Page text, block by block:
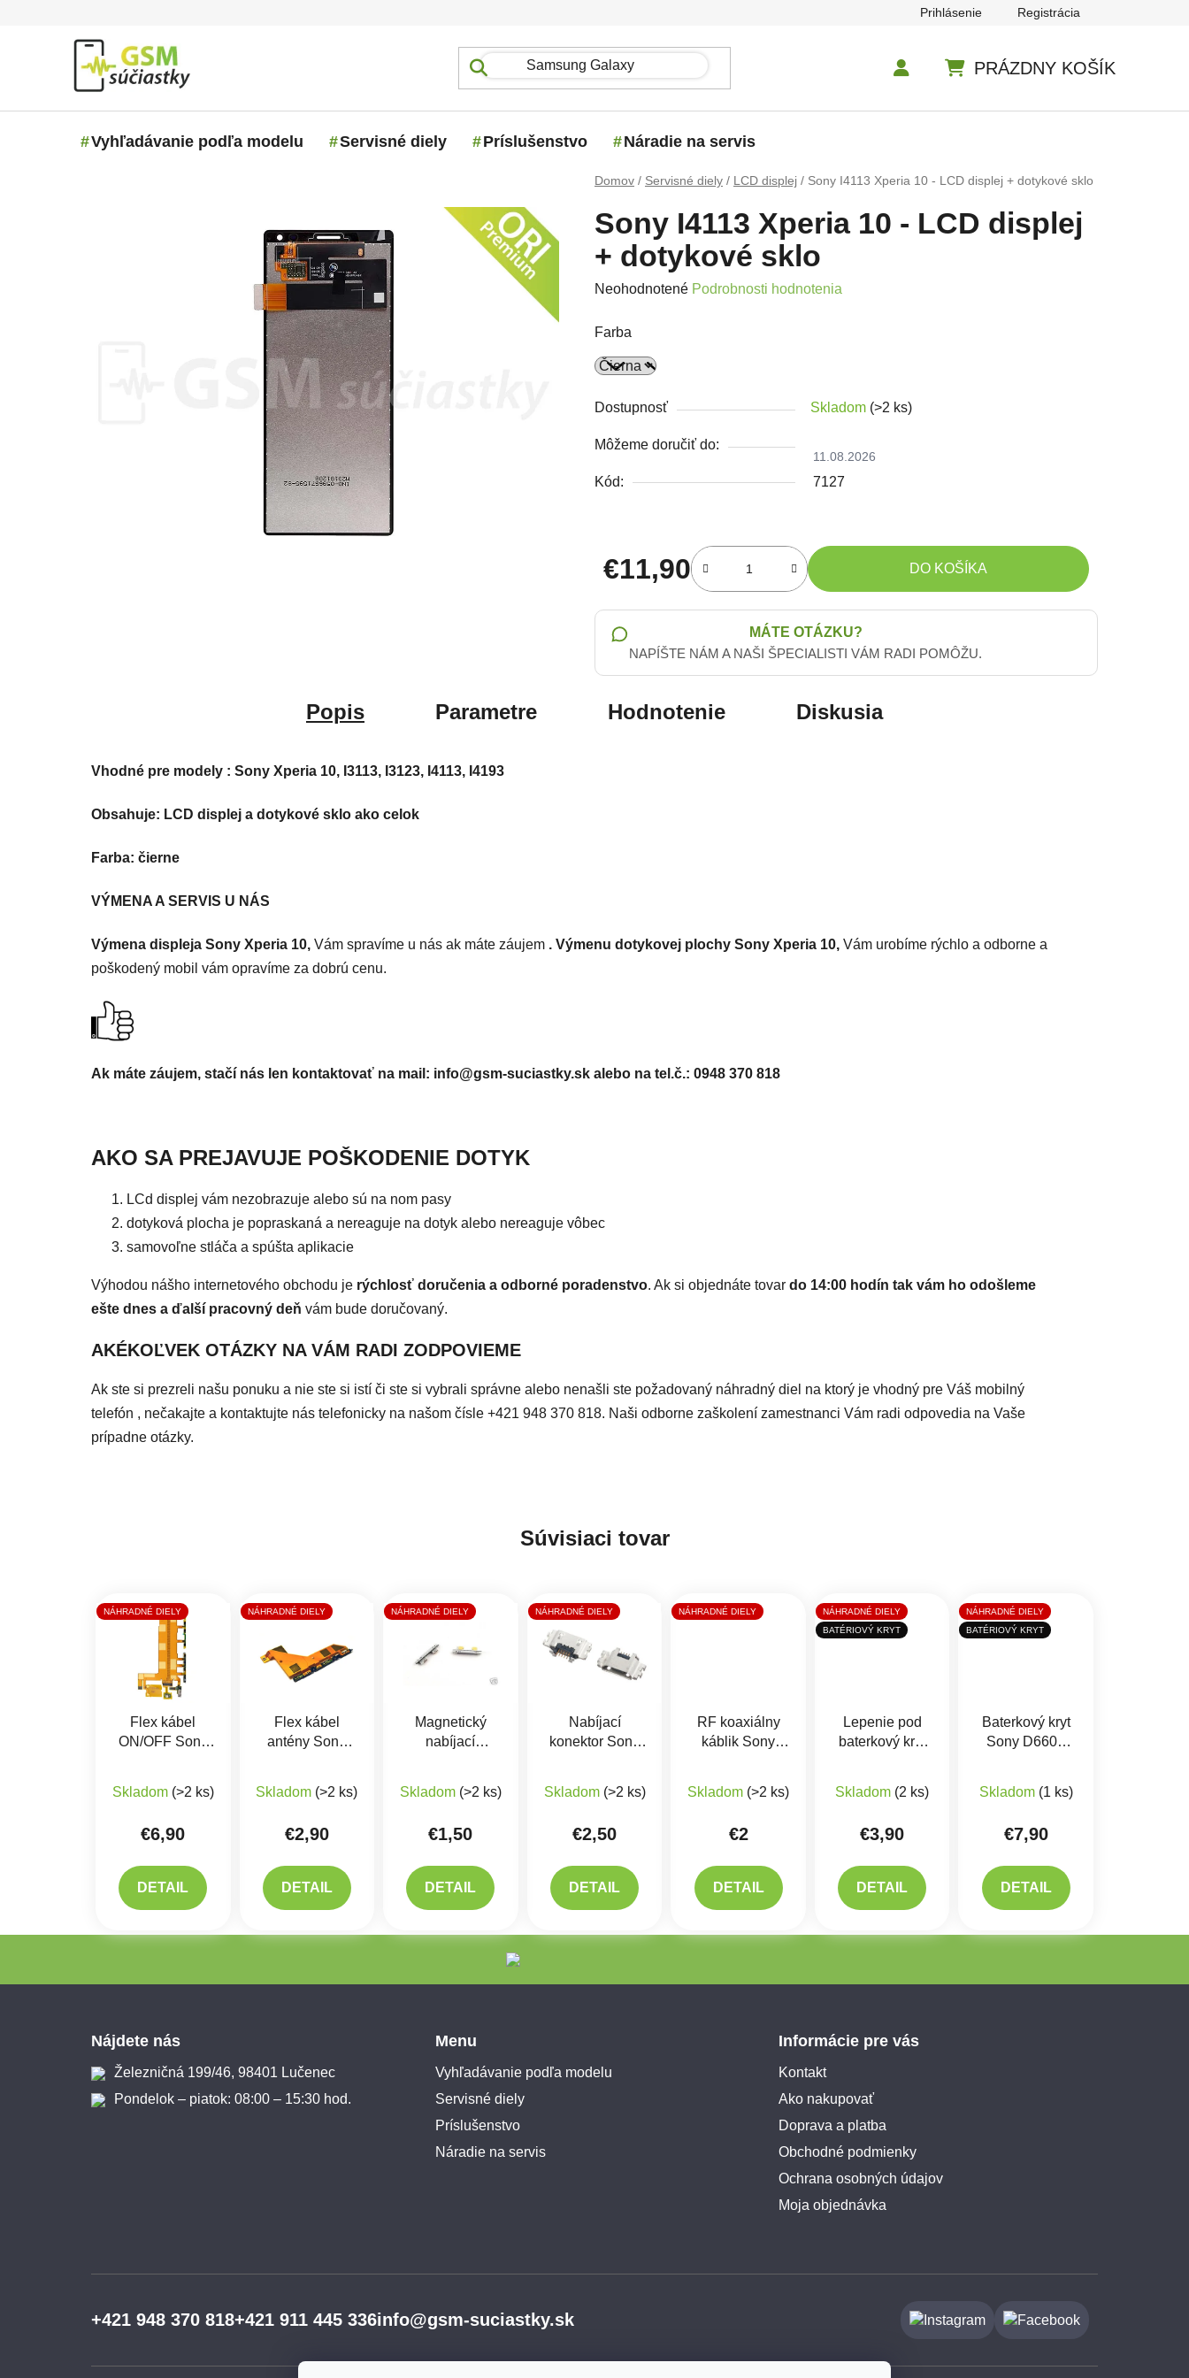
Prihlásenie Registrácia
PRÁZDNY KOŠÍK
Vyhľadávanie podľa modelu Servisné diely Príslušenstvo Náradie na servis
Domov / Servisné diely / LCD displej / Sony I4113 Xperia 10 - LCD displej + dotykové sklo
Sony I4113 Xperia 10 - LCD displej
+ dotykové sklo
Priemerné hodnotenie produktu je 0,0 z 5 hviezdičiek.
Neohodnotené Podrobnosti hodnotenia
Farba
Dostupnosť Skladom (>2 ks)
Môžeme doručiť do:
11.08.2026
Kód: 7127
€11,90
Jednotková cena:
DO KOŠÍKA
MÁTE OTÁZKU?
NAPÍŠTE NÁM A NAŠI ŠPECIALISTI VÁM RADI POMÔŽU.
Popis Parametre Hodnotenie Diskusia
Vhodné pre modely : Sony Xperia 10, I3113, I3123, I4113, I4193
Obsahuje: LCD displej a dotykové sklo ako celok
Farba: čierne
VÝMENA A SERVIS U NÁS
Výmena displeja Sony Xperia 10, Vám spravíme u nás ak máte záujem . Výmenu dotykovej plochy Sony Xperia 10, Vám urobíme rýchlo a odborne a
poškodený mobil vám opravíme za dobrú cenu.
Ak máte záujem, stačí nás len kontaktovať na mail: info@gsm-suciastky.sk alebo na tel.č.: 0948 370 818
AKO SA PREJAVUJE POŠKODENIE DOTYK
LCd displej vám nezobrazuje alebo sú na nom pasy
dotyková plocha je popraskaná a nereaguje na dotyk alebo nereaguje vôbec
samovoľne stláča a spúšta aplikacie
Výhodou nášho internetového obchodu je rýchlosť doručenia a odborné poradenstvo. Ak si objednáte tovar do 14:00 hodín tak vám ho odošleme
ešte dnes a ďalší pracovný deň vám bude doručovaný.
AKÉKOĽVEK OTÁZKY NA VÁM RADI ZODPOVIEME
Ak ste si prezreli našu ponuku a nie ste si istí či ste si vybrali správne alebo nenašli ste požadovaný náhradný diel na ktorý je vhodný pre Váš mobilný
telefón , nečakajte a kontaktujte nás telefonicky na našom čísle +421 948 370 818. Naši odborne zaškolení zamestnanci Vám radi odpovedia na Vaše
prípadne otázky.
Súvisiaci tovar
NÁHRADNÉ DIELY
Flex kábel
ON/OFF Sony
hlasitosti,
Skladom (>2 ks)
€6,90
DETAIL
NÁHRADNÉ DIELY
Flex kábel
antény Sony
Skladom (>2 ks)
€2,90
DETAIL
NÁHRADNÉ DIELY
Magnetický
nabíjací
Z3
Skladom (>2 ks)
€1,50
DETAIL
NÁHRADNÉ DIELY
Nabíjací
konektor Sony
Skladom (>2 ks)
€2,50
DETAIL
NÁHRADNÉ DIELY
RF koaxiálny
káblik Sony
Skladom (>2 ks)
€2
DETAIL
NÁHRADNÉ DIELY
BATÉRIOVÝ KRYT
Lepenie pod
baterkový kryt
Skladom (2 ks)
€3,90
DETAIL
NÁHRADNÉ DIELY
BATÉRIOVÝ KRYT
Baterkový kryt
Sony D6603
Skladom (1 ks)
€7,90
DETAIL
Nájdete nás
Železničná 199/46, 98401 Lučenec
Pondelok – piatok: 08:00 – 15:30 hod.
Menu
Vyhľadávanie podľa modelu
Servisné diely
Príslušenstvo
Náradie na servis
Informácie pre vás
Kontakt
Ako nakupovať
Doprava a platba
Obchodné podmienky
Ochrana osobných údajov
Moja objednávka
+421 948 370 818+421 911 445 336info@gsm-suciastky.sk